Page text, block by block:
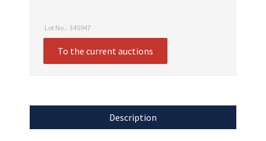
Lot No.: 345947
To the current auctions
Description